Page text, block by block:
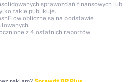
sprawozdań finansowych lub
takie publikuje.
obliczne są na podstawie
z 4 ostatnich raportów